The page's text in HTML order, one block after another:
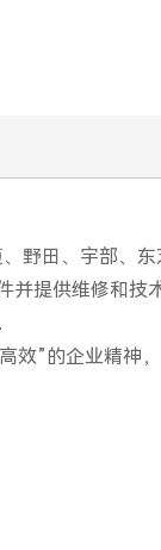
野田、宇部、东
并提供维修和技
效”的企业精神